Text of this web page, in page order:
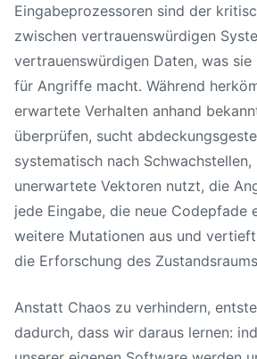
Eingabeprozessoren sind der
zwischen vertrauenswürdigen
vertrauenswürdigen Daten, was
für Angriffe macht. Während
erwartete Verhalten anhand
überprüfen, sucht
systematisch nach Schwachstellen,
unerwartete Vektoren nutzt, die
jede Eingabe, die neue Codepfade
weitere Mutationen aus und
die Erforschung des
Anstatt Chaos zu verhindern,
dadurch, dass wir daraus lernen: